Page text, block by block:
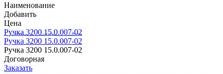
Наименование
Добавить
Цена
Ручка 3200 15.0.007-02
Ручка 3200 15.0.007-02
Ручка 3200 15.0.007-02
Договорная
Заказать